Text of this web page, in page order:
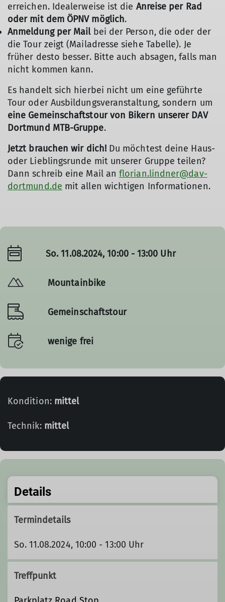
erreichen. Idealerweise ist die Anreise per Rad
oder mit dem ÖPNV möglich.
Anmeldung per Mailbei der Person, die oder der
die Tour zeigt (Mailadresse siehe Tabelle). Je
früher desto besser. Bitte auch absagen, falls man
nicht kommen kann.
Es handelt sich hierbei nicht um eine geführte
Tour oder Ausbildungsveranstaltung, sondern um
eine Gemeinschaftstour von Bikern unserer DAV
Dortmund MTB-Gruppe.
Jetzt brauchen wir dich!Du möchtest deine Haus-
oder Lieblingsrunde mit unserer Gruppe teilen?
Dann schreib eine Mail anflorian.lindner@dav-
dortmund.de mit allen wichtigen Informationen.
So. 11.08.2024, 10:00 - 13:00 Uhr
Mountainbike
Gemeinschaftstour
wenige frei
Kondition: mittel
Technik: mittel
Details
Termindetails
So. 11.08.2024, 10:00 - 13:00 Uhr
Treffpunkt